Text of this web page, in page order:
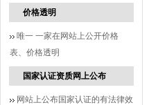
价格透明
唯一 一家在网站上公开价格
表、价格透明
国家认证资质网上公布
网站上公布国家认证的有法律效